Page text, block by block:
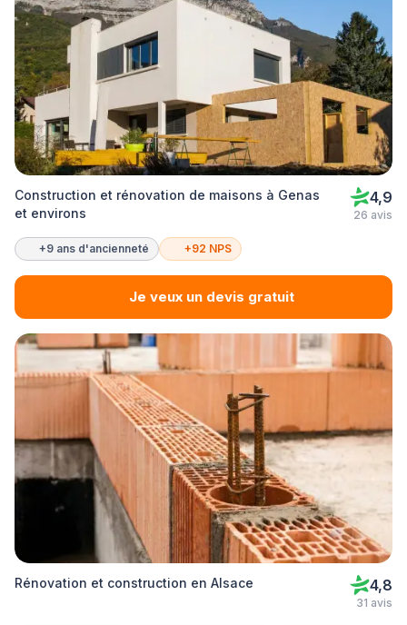
Construction et rénovation de maisons à Genas
et environs
4,9
26 avis
+9 ans d'ancienneté +92 NPS
Je veux un devis gratuit
Rénovation et construction en Alsace 4,8
31 avis